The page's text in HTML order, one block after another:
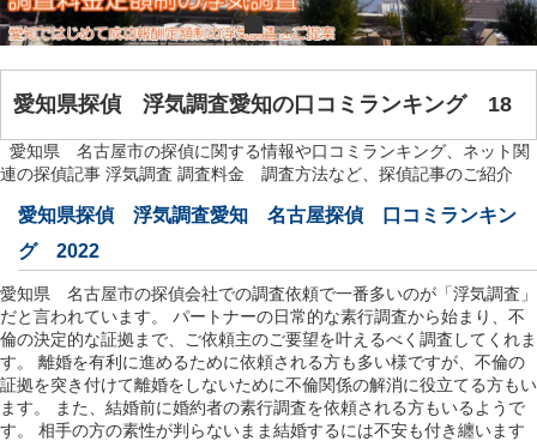
愛知県探偵 浮気調査愛知の口コミランキング 18
愛知県 名古屋市の探偵に関する情報や口コミランキング、ネット関
連の探偵記事 浮気調査 調査料金 調査方法など、探偵記事のご紹介
愛知県探偵 浮気調査愛知 名古屋探偵 口コミランキン
グ 2022
愛知県 名古屋市の探偵会社での調査依頼で一番多いのが「浮気調査」
だと言われています。 パートナーの日常的な素行調査から始まり、不
倫の決定的な証拠まで、ご依頼主のご要望を叶えるべく調査してくれま
す。 離婚を有利に進めるために依頼される方も多い様ですが、不倫の
証拠を突き付けて離婚をしないために不倫関係の解消に役立てる方もい
ます。 また、結婚前に婚約者の素行調査を依頼される方もいるようで
す。 相手の方の素性が判らないまま結婚するには不安も付き纏います